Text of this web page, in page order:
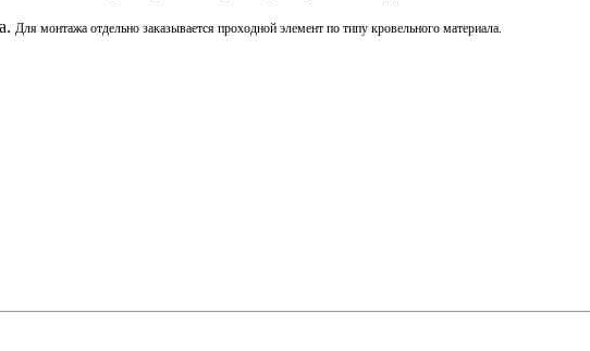
Для монтажа отдельно заказывается проходной элемент по типу кровельного материала.